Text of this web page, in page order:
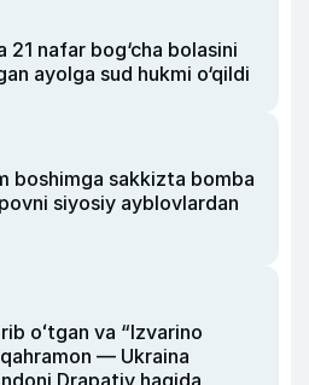
21 nafar bog‘cha bolasini
ayolga sud hukmi o‘qildi
boshimga sakkizta bomba
siyosiy ayblovlardan
oʻtgan va “Izvarino
— Ukraina